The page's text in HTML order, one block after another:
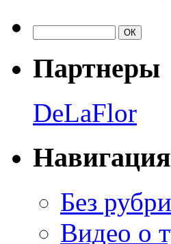
Партнеры
DeLaFlor
Навигация
Без
Видео о